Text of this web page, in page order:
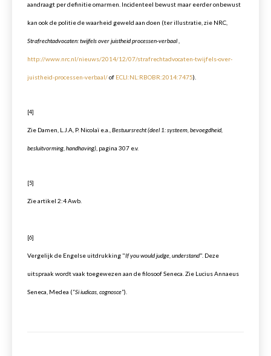
aandraagt per definitie omarmen. Incidenteel bewust maar eerder onbewust
kan ook de politie de waarheid geweld aan doen (ter illustratie, zie NRC,
Strafrechtadvocaten: twijfels over juistheid processen-verbaal,
http://www.nrc.nl/nieuws/2014/12/07/strafrechtadvocaten-twijfels-over-
juistheid-processen-verbaal/of ECLI:NL:RBOBR:2014:7475).
[4]
Zie Damen, L.J.A, P. Nicolaï e.a., Bestuursrecht (deel 1: systeem, bevoegdheid,
besluitvorming, handhaving) , pagina 307 e.v.
[5]
Zie artikel 2:4 Awb.
[6]
Vergelijk de Engelse uitdrukking "If you would judge, understand". Deze
uitspraak wordt vaak toegewezen aan de filosoof Seneca. Zie Lucius Annaeus
Seneca, Medea (“Si iudicas, cognosce”).